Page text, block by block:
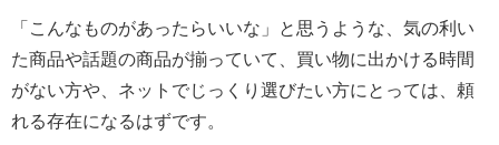
「こんなものがあったらいいな」と思うような、気の利い
た商品や話題の商品が揃っていて、買い物に出かける時間
がない方や、ネットでじっくり選びたい方にとっては、頼
れる存在になるはずです。